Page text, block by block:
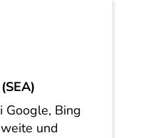
Google, Bing
und